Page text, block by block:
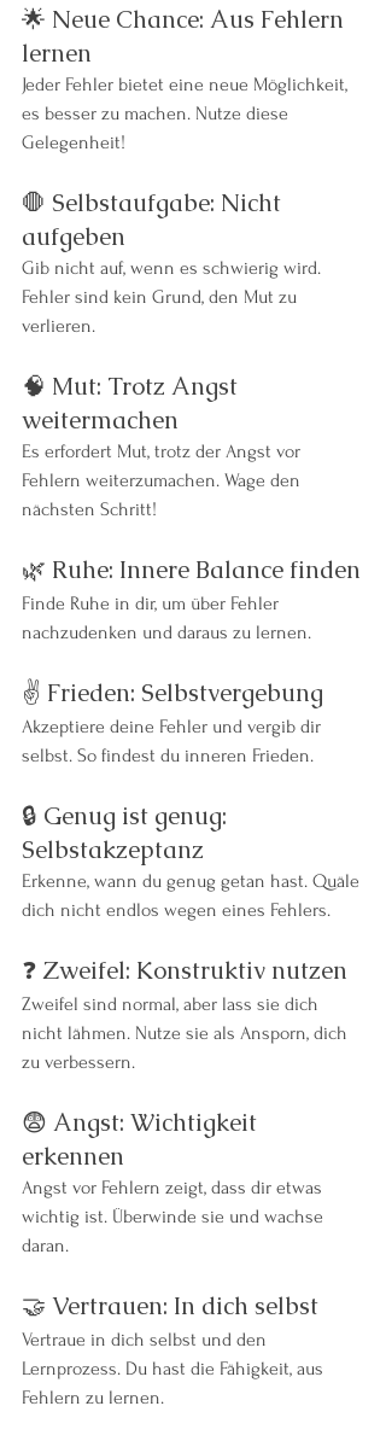
🌟 Neue Chance: Aus Fehlern
lernen
Jeder Fehler bietet eine neue Möglichkeit,
es besser zu machen. Nutze diese
Gelegenheit!
🛑 Selbstaufgabe: Nicht
aufgeben
Gib nicht auf, wenn es schwierig wird.
Fehler sind kein Grund, den Mut zu
verlieren.
🧠 Mut: Trotz Angst
weitermachen
Es erfordert Mut, trotz der Angst vor
Fehlern weiterzumachen. Wage den
nächsten Schritt!
🌿 Ruhe: Innere Balance finden
Finde Ruhe in dir, um über Fehler
nachzudenken und daraus zu lernen.
✌️ Frieden: Selbstvergebung
Akzeptiere deine Fehler und vergib dir
selbst. So findest du inneren Frieden.
🔒 Genug ist genug:
Selbstakzeptanz
Erkenne, wann du genug getan hast. Quäle
dich nicht endlos wegen eines Fehlers.
❓ Zweifel: Konstruktiv nutzen
Zweifel sind normal, aber lass sie dich
nicht lähmen. Nutze sie als Ansporn, dich
zu verbessern.
😨 Angst: Wichtigkeit
erkennen
Angst vor Fehlern zeigt, dass dir etwas
wichtig ist. Überwinde sie und wachse
daran.
🤝 Vertrauen: In dich selbst
Vertraue in dich selbst und den
Lernprozess. Du hast die Fähigkeit, aus
Fehlern zu lernen.